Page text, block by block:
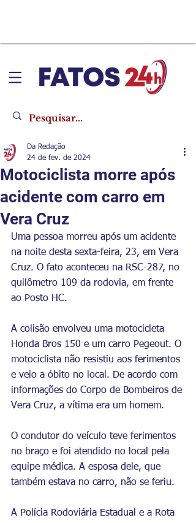
Motociclista morre após
acidente com carro em
Vera Cruz
Da Redação
24 de fev. de 2024
Uma pessoa morreu após um acidente
na noite desta sexta-feira, 23, em Vera
Cruz. O fato aconteceu na RSC-287, no
quilômetro 109 da rodovia, em frente
ao Posto HC.
A colisão envolveu uma motocicleta
Honda Bros 150 e um carro Pegeout. O
motociclista não resistiu aos ferimentos
e veio a óbito no local. De acordo com
informações do Corpo de Bombeiros de
Vera Cruz, a vítima era um homem.
O condutor do veículo teve ferimentos
no braço e foi atendido no local pela
equipe médica. A esposa dele, que
também estava no carro, não se feriu.
A Polícia Rodoviária Estadual e a Rota